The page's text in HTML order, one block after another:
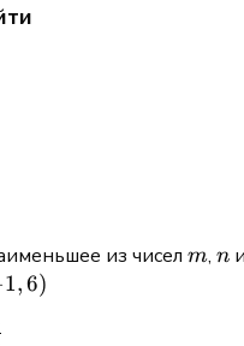
из чисел m
m, n
n
1,6)